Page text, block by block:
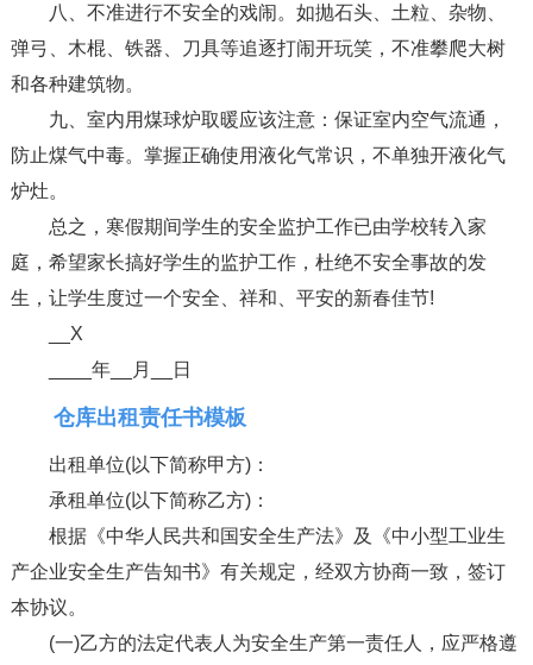
八、不准进行不安全的戏闹。如抛石头、土粒、杂物、
弹弓、木棍、铁器、刀具等追逐打闹开玩笑，不准攀爬大树
和各种建筑物。
九、室内用煤球炉取暖应该注意：保证室内空气流通，
防止煤气中毒。掌握正确使用液化气常识，不单独开液化气
炉灶。
总之，寒假期间学生的安全监护工作已由学校转入家
庭，希望家长搞好学生的监护工作，杜绝不安全事故的发
生，让学生度过一个安全、祥和、平安的新春佳节!
__X
____年__月__日
仓库出租责任书模板
出租单位(以下简称甲方)：
承租单位(以下简称乙方)：
根据《中华人民共和国安全生产法》及《中小型工业生
产企业安全生产告知书》有关规定，经双方协商一致，签订
本协议。
(一)乙方的法定代表人为安全生产第一责任人，应严格遵